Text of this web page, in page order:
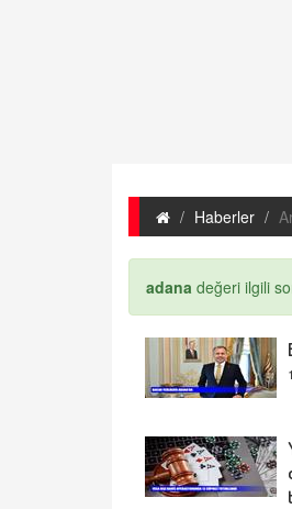
Haberler
adana değeri ilgili